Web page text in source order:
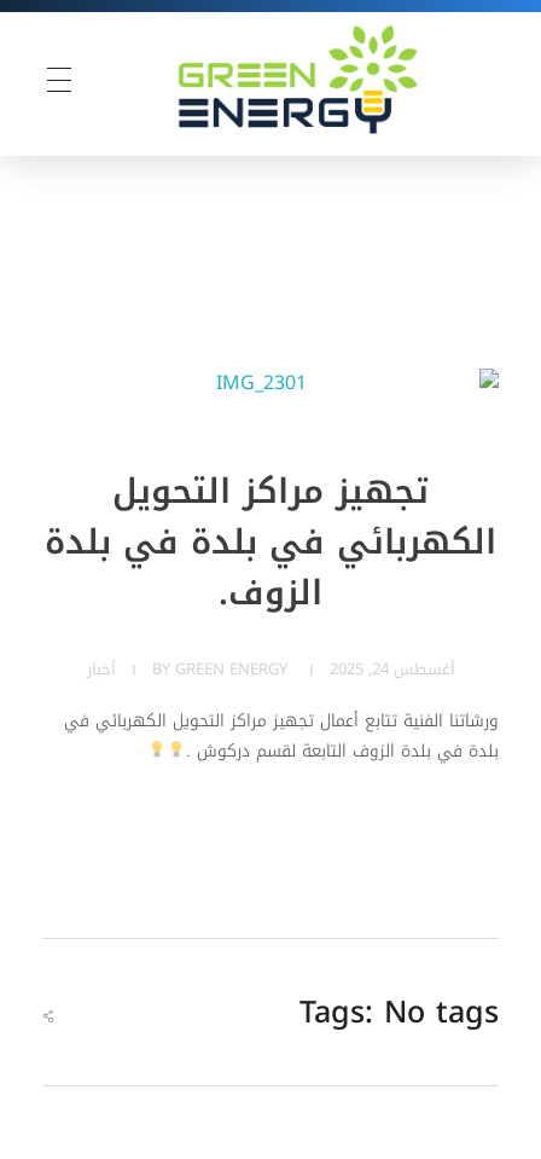
تجهيز مراكز التحويل
الكهربائي في بلدة في بلدة
الزوف.
أغسطس 24, 2025 BY GREEN ENERGY أخبار
ورشاتنا الفنية تتابع أعمال تجهيز مراكز التحويل الكهربائي في
بلدة في بلدة الزوف التابعة لقسم دركوش .
Tags: No tags